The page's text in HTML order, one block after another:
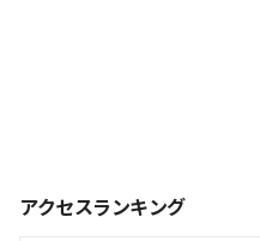
アクセスランキング